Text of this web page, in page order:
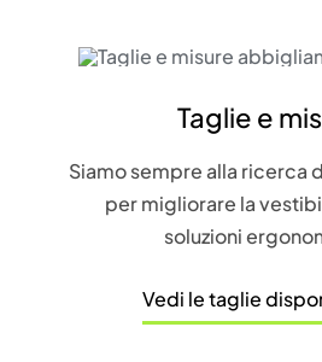
Taglie e
Siamo sempre alla ricerca
per migliorare la
soluzioni
Vedi le taglie